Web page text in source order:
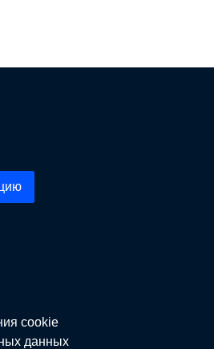
сookie
данных